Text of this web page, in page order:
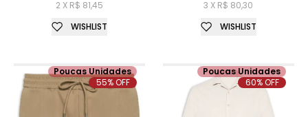
2 X R$ 81,45
WISHLIST
3 X R$ 80,30
WISHLIST
Poucas Unidades
55% OFF
Poucas Unidades
60% OFF